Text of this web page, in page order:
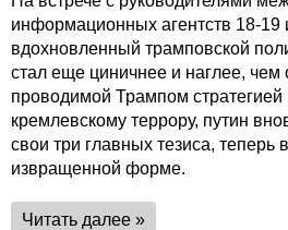
информационных агентств 18-19
вдохновленный трамповской
стал еще циничнее и наглее,
проводимой Трампом стратегией
кремлевскому террору, путин
свои три главных тезиса, теперь
извращенной форме.
Читать далее »